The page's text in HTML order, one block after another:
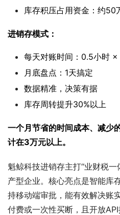
库存积压占用资金：约50
进销存模式：
每天对账时间：0.5小时
月底盘点：1天搞定
数据精准，决策有据
库存周转提升30%以上
一个月节省的时间成本、减少
计在3万元以上。
魁鲸科技进销存主打“业财税
产型企业。核心亮点是智能库
持移动端审批，能有效解决账
付费或一次性买断，且开放API